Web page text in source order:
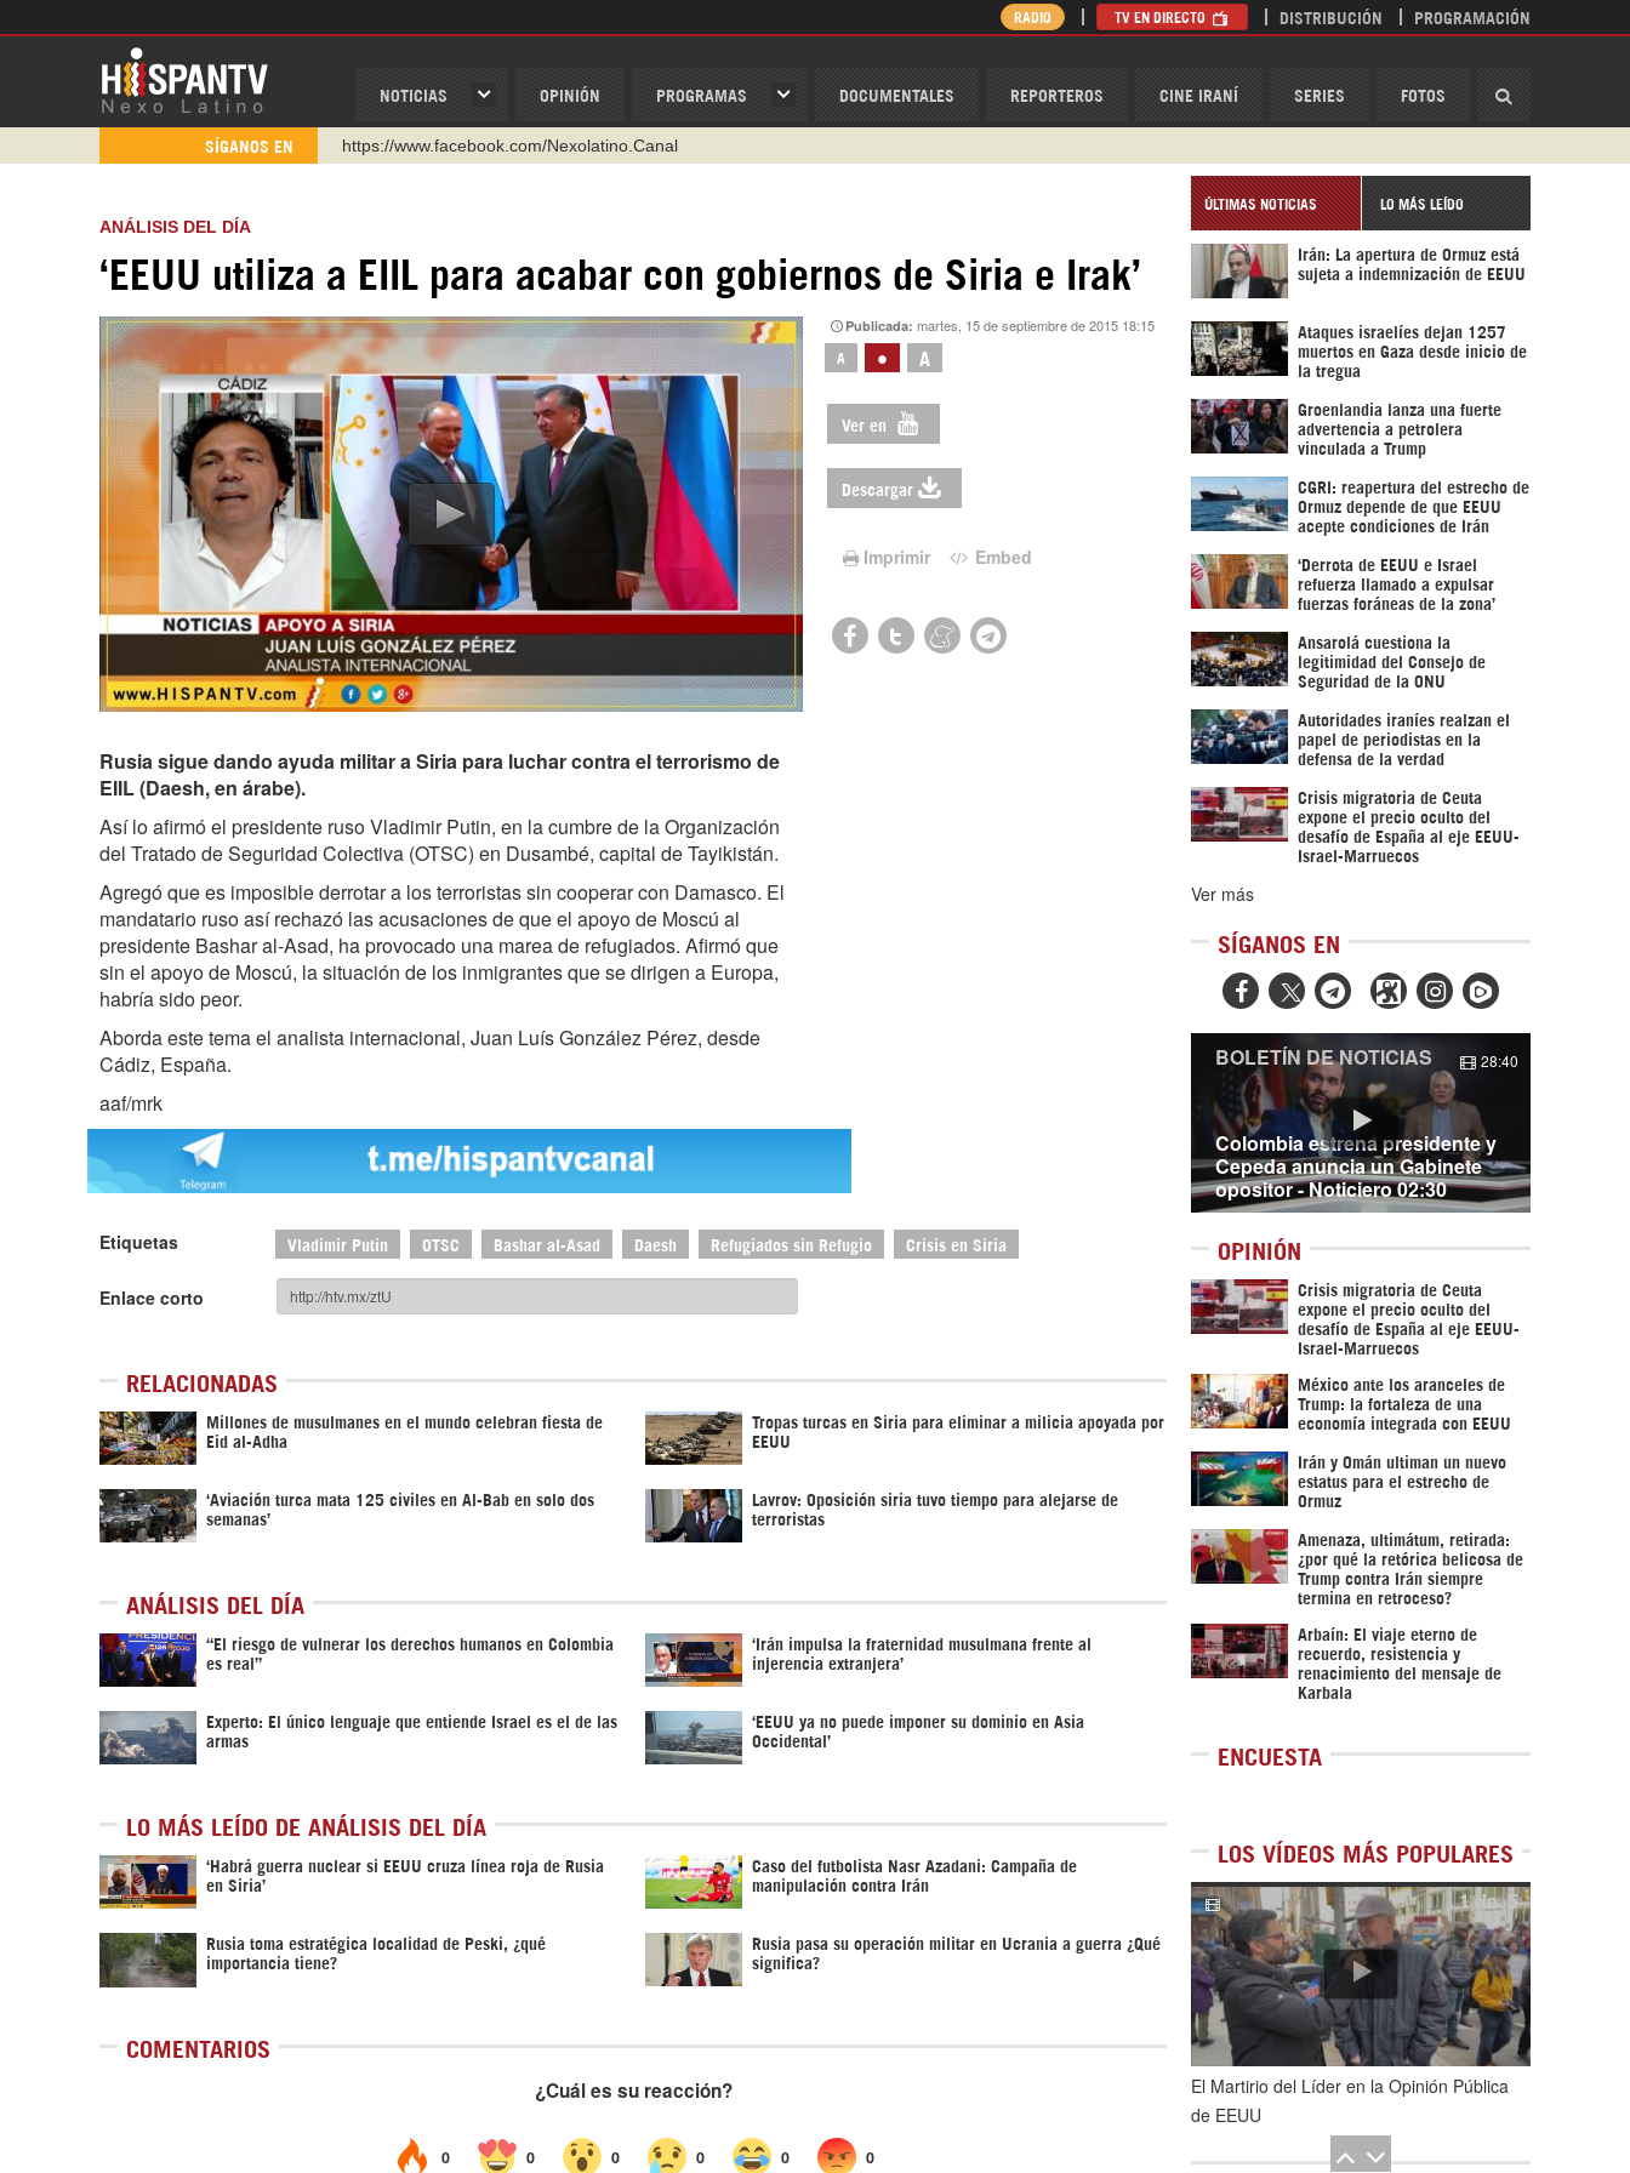
NOTICIAS OPINIÓN PROGRAMAS DOCUMENTALES REPORTEROS CINE IRANÍ SERIES FOTOS
RADIO TV EN DIRECTO DISTRIBUCIÓN PROGRAMACIÓN
SÍGANOS EN
https://www.facebook.com/Nexolatino.Canal
https://urmedium.com/c/hispantv
WhatsApp y Viber: +98 921 79 29 404
Instagram como: hispan_tv
ANÁLISIS DEL DÍA
‘EEUU utiliza a EIIL para acabar con gobiernos de Siria e Irak’
Publicada:martes, 15 de septiembre de 2015 18:15
A • A
Ver en
Descargar
Imprimir Embed
Rusia sigue dando ayuda militar a Siria para luchar contra el terrorismo de
EIIL (Daesh, en árabe).
Así lo afirmó el presidente ruso Vladimir Putin, en la cumbre de la Organización
del Tratado de Seguridad Colectiva (OTSC) en Dusambé, capital de Tayikistán.
Agregó que es imposible derrotar a los terroristas sin cooperar con Damasco. El
mandatario ruso así rechazó las acusaciones de que el apoyo de Moscú al
presidente Bashar al-Asad, ha provocado una marea de refugiados. Afirmó que
sin el apoyo de Moscú, la situación de los inmigrantes que se dirigen a Europa,
habría sido peor.
Aborda este tema el analista internacional, Juan Luís González Pérez, desde
Cádiz, España.
aaf/mrk
Etiquetas Vladimir Putin OTSC Bashar al-Asad Daesh Refugiados sin Refugio Crisis en Siria
Enlace corto
RELACIONADAS
Millones de musulmanes en el mundo celebran fiesta de
Eid al-Adha
Tropas turcas en Siria para eliminar a milicia apoyada por
EEUU
‘Aviación turca mata 125 civiles en Al-Bab en solo dos
semanas’
Lavrov: Oposición siria tuvo tiempo para alejarse de
terroristas
ANÁLISIS DEL DÍA
“El riesgo de vulnerar los derechos humanos en Colombia
es real”
‘Irán impulsa la fraternidad musulmana frente al
injerencia extranjera’
Experto: El único lenguaje que entiende Israel es el de las
armas
‘EEUU ya no puede imponer su dominio en Asia
Occidental’
LO MÁS LEÍDO DE ANÁLISIS DEL DÍA
‎‘Habrá guerra nuclear si EEUU cruza línea roja de Rusia
en Siria’‎
Caso del futbolista Nasr Azadani: Campaña de
manipulación contra Irán
Rusia toma estratégica localidad de Peski, ¿qué
importancia tiene?
Rusia pasa su operación militar en Ucrania a guerra ¿Qué
significa?
COMENTARIOS
ÚLTIMAS NOTICIAS LO MÁS LEÍDO
Irán: La apertura de Ormuz está
sujeta a indemnización de EEUU
Ataques israelíes dejan 1257
muertos en Gaza desde inicio de
la tregua
Groenlandia lanza una fuerte
advertencia a petrolera
vinculada a Trump
CGRI: reapertura del estrecho de
Ormuz depende de que EEUU
acepte condiciones de Irán
‘Derrota de EEUU e Israel
refuerza llamado a expulsar
fuerzas foráneas de la zona’
Ansarolá cuestiona la
legitimidad del Consejo de
Seguridad de la ONU
Autoridades iraníes realzan el
papel de periodistas en la
defensa de la verdad
Crisis migratoria de Ceuta
expone el precio oculto del
desafío de España al eje EEUU-
Israel-Marruecos
Ver más
SÍGANOS EN
  
Colombia estrena presidente y
Cepeda anuncia un Gabinete
opositor - Noticiero 02:30
BOLETÍN DE NOTICIAS 28:40
OPINIÓN
Crisis migratoria de Ceuta
expone el precio oculto del
desafío de España al eje EEUU-
Israel-Marruecos
México ante los aranceles de
Trump: la fortaleza de una
economía integrada con EEUU
Irán y Omán ultiman un nuevo
estatus para el estrecho de
Ormuz
Amenaza, ultimátum, retirada:
¿por qué la retórica belicosa de
Trump contra Irán siempre
termina en retroceso?
Arbaín: El viaje eterno de
recuerdo, resistencia y
renacimiento del mensaje de
Karbala
ENCUESTA
LOS VÍDEOS MÁS POPULARES
1de5
El Martirio del Líder en la Opinión Pública
de EEUU